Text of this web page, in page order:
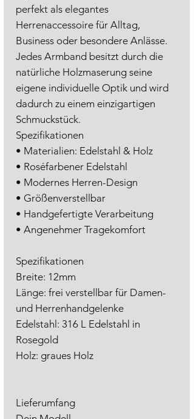
perfekt als elegantes
Herrenaccessoire für Alltag,
Business oder besondere Anlässe.
Jedes Armband besitzt durch die
natürliche Holzmaserung seine
eigene individuelle Optik und wird
dadurch zu einem einzigartigen
Schmuckstück.
Spezifikationen
• Materialien: Edelstahl & Holz
• Roséfarbener Edelstahl
• Modernes Herren-Design
• Größenverstellbar
• Handgefertigte Verarbeitung
• Angenehmer Tragekomfort
Spezifikationen
Breite: 12mm
Länge: frei verstellbar für Damen-
und Herrenhandgelenke
Edelstahl: 316 L Edelstahl in
Rosegold
Holz: graues Holz
Lieferumfang